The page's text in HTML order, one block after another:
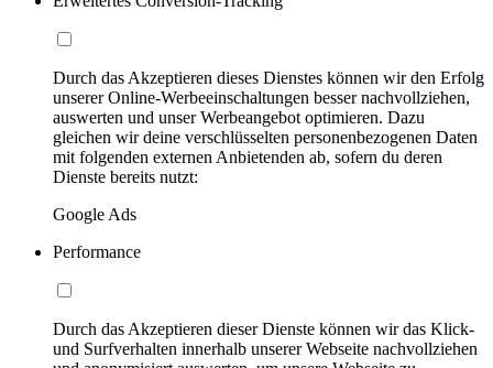
Durch das Akzeptieren dieses Dienstes können wir den Erfolg
unserer Online-Werbeeinschaltungen besser nachvollziehen,
auswerten und unser Werbeangebot optimieren. Dazu
gleichen wir deine verschlüsselten personenbezogenen Daten
mit folgenden externen Anbietenden ab, sofern du deren
Dienste bereits nutzt:
Google Ads
Performance
Durch das Akzeptieren dieser Dienste können wir das Klick-
und Surfverhalten innerhalb unserer Webseite nachvollziehen